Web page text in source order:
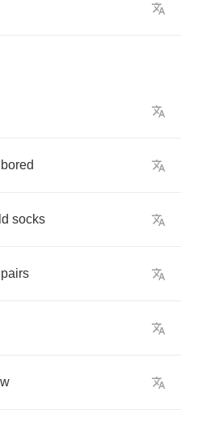
bored
socks
pairs